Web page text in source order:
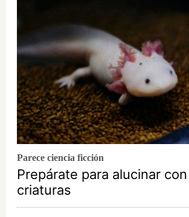
Parece ciencia ficción
Prepárate para alucinar
criaturas